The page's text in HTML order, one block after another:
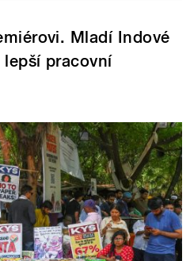
Mladí Indové
pracovní